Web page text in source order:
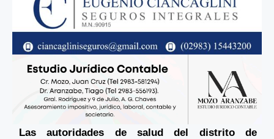
Las autoridades de salud del distrito de